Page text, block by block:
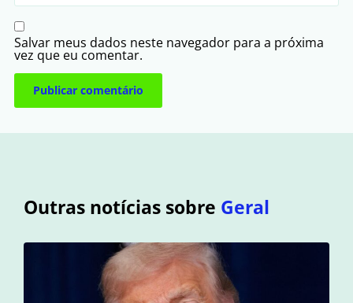
Salvar meus dados neste navegador para a próxima
vez que eu comentar.
Outras notícias sobre Geral